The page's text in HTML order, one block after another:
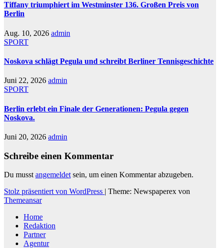
Tiffany triumphiert im Westminster 136. Großen Preis von
Berlin
Aug. 10, 2026 admin
SPORT
Noskova schlägt Pegula und schreibt Berliner Tennisgeschichte
Juni 22, 2026 admin
SPORT
Berlin erlebt ein Finale der Generationen: Pegula gegen
Noskova.
Juni 20, 2026 admin
Schreibe einen Kommentar
Du musst angemeldet sein, um einen Kommentar abzugeben.
Stolz präsentiert von WordPress | Theme: Newspaperex von
Themeansar
Home
Redaktion
Partner
Agentur